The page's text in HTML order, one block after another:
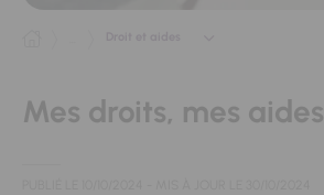
Mes droits, mes aides